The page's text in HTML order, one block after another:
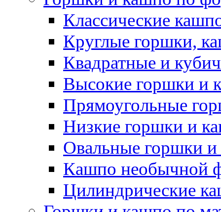
Классические
Круглые горшки,
Квадратные и
Высокие горшки и
Прямоугольные
Низкие горшки и
Овальные горшки
Кашпо необычной
Цилиндрические